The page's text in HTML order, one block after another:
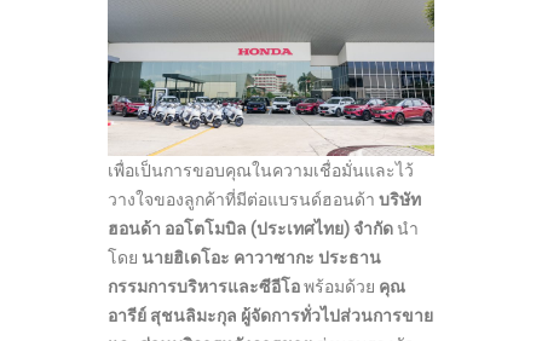
เพื่อเป็นการขอบคุณในความเชื่อมั่นและไว้
วางใจของลูกค้าที่มีต่อแบรนด์ฮอนด้า บริษัท
ฮอนด้า ออโตโมบิล (ประเทศไทย) จำกัดนำ
โดย นายฮิเดโอะ คาวาซากะ ประธาน
กรรมการบริหารและซีอีโอพร้อมด้วย คุณ
อารีย์ สุชนลิมะกุล ผู้จัดการทั่วไปส่วนการขาย